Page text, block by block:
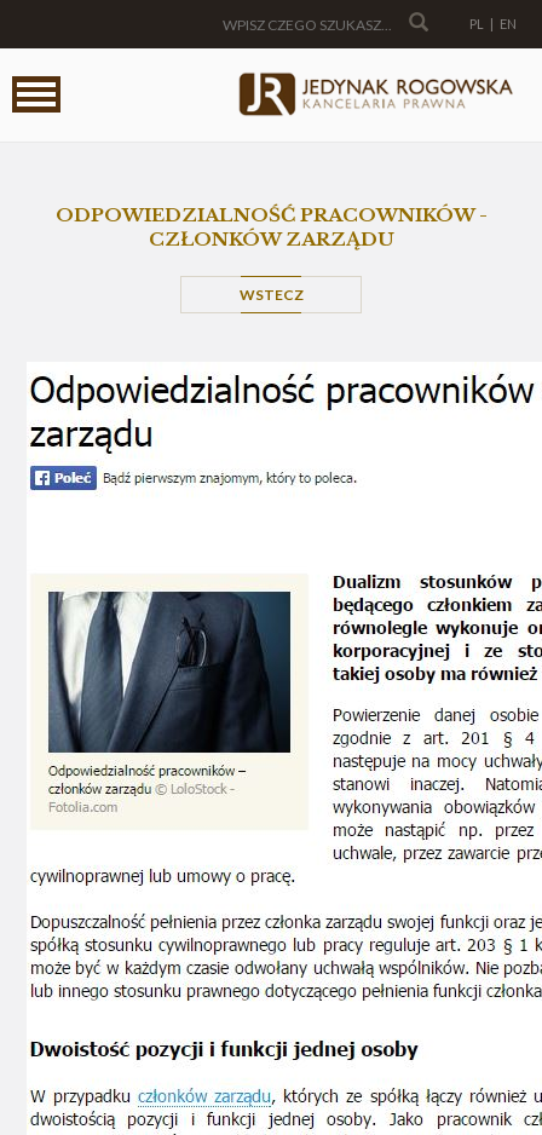
PL | EN
ODPOWIEDZIALNOŚĆ PRACOWNIKÓW -
CZŁONKÓW ZARZĄDU
WSTECZ